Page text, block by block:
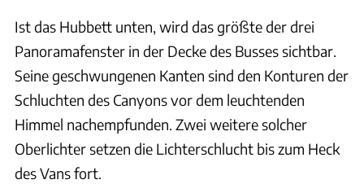
Ist das Hubbett unten, wird das größte der drei
Panoramafenster in der Decke des Busses sichtbar.
Seine geschwungenen Kanten sind den Konturen der
Schluchten des Canyons vor dem leuchtenden
Himmel nachempfunden. Zwei weitere solcher
Oberlichter setzen die Lichterschlucht bis zum Heck
des Vans fort.